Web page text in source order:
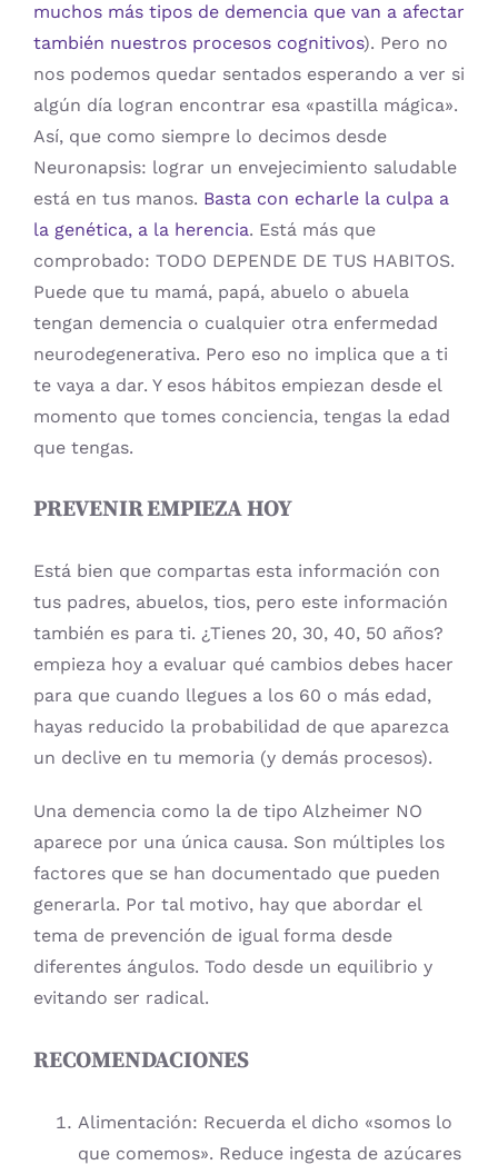
muchos más tipos de demencia que van a afectar
también nuestros procesos cognitivos). Pero no
nos podemos quedar sentados esperando a ver si
algún día logran encontrar esa «pastilla mágica».
Así, que como siempre lo decimos desde
Neuronapsis: lograr un envejecimiento saludable
está en tus manos. Basta con echarle la culpa a
la genética, a la herencia. Está más que
comprobado: TODO DEPENDE DE TUS HABITOS.
Puede que tu mamá, papá, abuelo o abuela
tengan demencia o cualquier otra enfermedad
neurodegenerativa. Pero eso no implica que a ti
te vaya a dar. Y esos hábitos empiezan desde el
momento que tomes conciencia, tengas la edad
que tengas.
PREVENIR EMPIEZA HOY
Está bien que compartas esta información con
tus padres, abuelos, tios, pero este información
también es para ti. ¿Tienes 20, 30, 40, 50 años?
empieza hoy a evaluar qué cambios debes hacer
para que cuando llegues a los 60 o más edad,
hayas reducido la probabilidad de que aparezca
un declive en tu memoria (y demás procesos).
Una demencia como la de tipo Alzheimer NO
aparece por una única causa. Son múltiples los
factores que se han documentado que pueden
generarla. Por tal motivo, hay que abordar el
tema de prevención de igual forma desde
diferentes ángulos. Todo desde un equilibrio y
evitando ser radical.
RECOMENDACIONES
Alimentación: Recuerda el dicho «somos lo
que comemos». Reduce ingesta de azúcares